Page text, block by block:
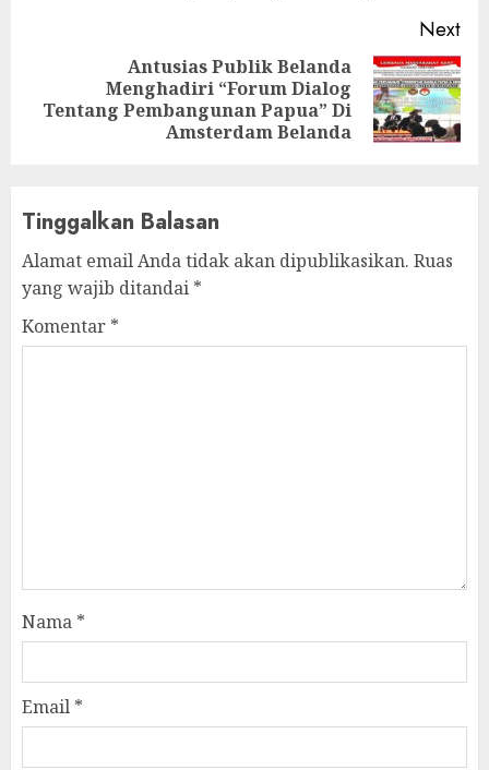
Next
post:
Antusias Publik Belanda
Menghadiri “Forum Dialog
Tentang Pembangunan Papua” Di
Amsterdam Belanda
Tinggalkan Balasan
Alamat email Anda tidak akan dipublikasikan. Ruas
yang wajib ditandai *
Komentar *
Nama *
Email *